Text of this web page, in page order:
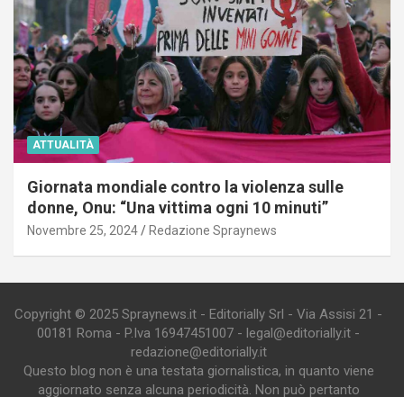
ATTUALITÀ
Giornata mondiale contro la violenza sulle
donne, Onu: “Una vittima ogni 10 minuti”
Novembre 25, 2024 Redazione Spraynews
Copyright © 2025 Spraynews.it - Editorially Srl - Via Assisi 21 -
00181 Roma - P.Iva 16947451007 - legal@editorially.it -
redazione@editorially.it
Questo blog non è una testata giornalistica, in quanto viene
aggiornato senza alcuna periodicità. Non può pertanto